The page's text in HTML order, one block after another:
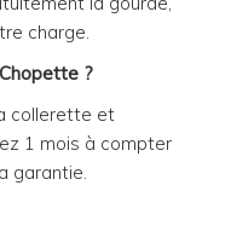
charge.
?
collerette et
1 mois à compter
garantie.